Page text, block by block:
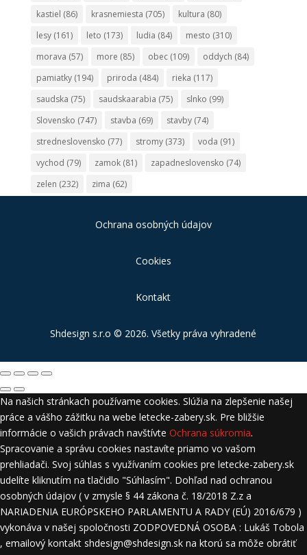
kastiel (86) krasnemiesta (705) kultura (80)
lesy(161) leto (173) ludia (84) mesto (310)
morava (57) more (85) obec(109) oddych (84)
pamiatky(194) priroda (484) rieka (117)
saudska (75) saudskaarabia (75) slnko (99)
Slovensko (747) stavba (69) stavby(74)
stredneslovensko (77) stromy(373) voda (91)
vychod (79) zamok(81) zapadneslovensko (74)
zelen (232) zima (62)
Ochrana osobných údajov
Cookies
Kontakt
Shdesign s.r.o © 2026. Všetky práva vyhradené
Na našich stránkach používame cookies. Slúžia na zlepšenie našej
práce a vášho zážitku na webe letecke-zabery.sk. Pre bližšie
informácie o vašich právach navštívte Ochrana súkromia.
Spracovanie a správu cookies nastavíte priamo vo vašom
prehliadači. Svoj súhlas s využívaním cookies pre letecke-zabery.sk
udelíte kliknutím na tlačidlo "Súhlasím". Dohľad nad ochranou
osobných údajov ( v zmysle § 44 zákona č. 18/2018 Z.z a
NARIADENIA EURÓPSKEHO PARLAMENTU A RADY (EÚ) 2016/679 )
vykonáva v našej spoločnosti ZODPOVEDNÁ OSOBA : Lukáš Tobola
, emailový kontakt shdesign@shdesign.sk na ktorú sa môže obrátiť